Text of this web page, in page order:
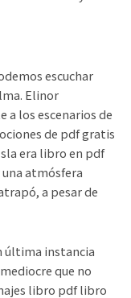
escuchar
Elinor
los escenarios de
de pdf gratis
era libro en pdf
atmósfera
a pesar de
última instancia
que no
libro pdf libro